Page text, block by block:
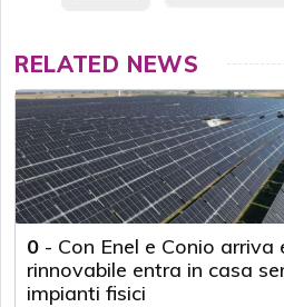
RELATED NEWS
0 - Con Enel e Conio arriva
rinnovabile entra in casa
impianti fisici